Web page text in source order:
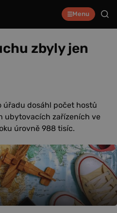
Menu
zbyly jen
úřadu dosáhl počet hostů
ubytovacích zařízeních ve
úrovně 988 tisíc.